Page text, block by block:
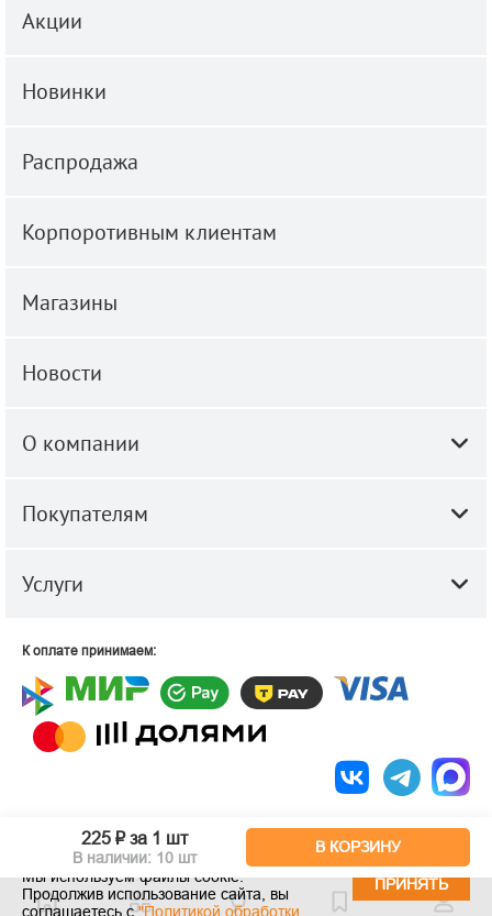
225 ₽за 1 шт
В наличии: 10 шт
В КОРЗИНУ
Акции
Новинки
Распродажа
Корпоротивным клиентам
Магазины
Новости
О компании
Покупателям
Услуги
К оплате принимаем:
Строительные и отделочные
материалы оптом и в розницу.
Мы используем файлы cookie.
Продолжив использование сайта, вы
соглашаетесь с"Политикой обработки
ПРИНЯТЬ